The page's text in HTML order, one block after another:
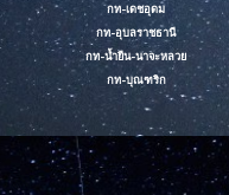
กท-เดชอุดม
กท-อุบลราชธานี
กท-น้ำยืน-นาจะหลวย
กท-บุณฑริก